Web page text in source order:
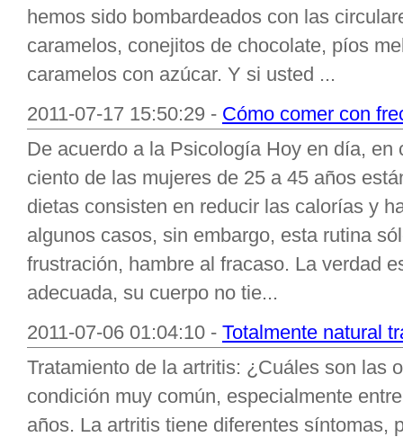
hemos sido bombardeados con las
caramelos, conejitos de chocolate, píos
caramelos con azúcar. Y si usted ...
2011-07-17 15:50:29 - Cómo comer con
De acuerdo a la Psicología Hoy en día, en
ciento de las mujeres de 25 a 45 años
dietas consisten en reducir las calorías y
algunos casos, sin embargo, esta rutina
frustración, hambre al fracaso. La verdad
adecuada, su cuerpo no tie...
2011-07-06 01:04:10 - Totalmente natural
Tratamiento de la artritis: ¿Cuáles son las
condición muy común, especialmente
años. La artritis tiene diferentes síntomas,